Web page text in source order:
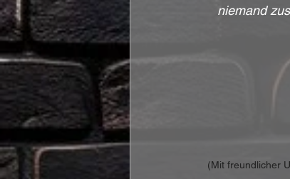
niemand
(Mit freundlicher